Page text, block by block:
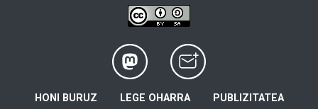
HONI BURUZ LEGE OHARRA PUBLIZITATEA